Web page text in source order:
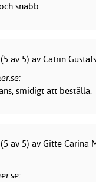
snabb
(5 av 5) av Catrin
smidigt att beställa.
(5 av 5) av Gitte Carina